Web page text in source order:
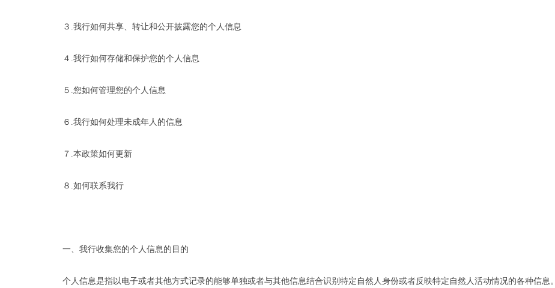
３.我行如何共享、转让和公开披露您的个人信息
４.我行如何存储和保护您的个人信息
５.您如何管理您的个人信息
６.我行如何处理未成年人的信息
７.本政策如何更新
８.如何联系我行
一、我行收集您的个人信息的目的
个人信息是指以电子或者其他方式记录的能够单独或者与其他信息结合识别特定自然人身份或者反映特定自然人活动情况的各种信息。